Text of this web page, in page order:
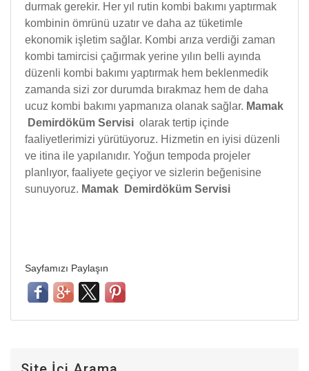
durmak gerekir. Her yıl rutin kombi bakımı yaptırmak
kombinin ömrünü uzatır ve daha az tüketimle
ekonomik işletim sağlar. Kombi arıza verdiği zaman
kombi tamircisi çağırmak yerine yılın belli ayında
düzenli kombi bakımı yaptırmak hem beklenmedik
zamanda sizi zor durumda bırakmaz hem de daha
ucuz kombi bakımı yapmanıza olanak sağlar. Mamak
Demirdöküm Servisi olarak tertip içinde
faaliyetlerimizi yürütüyoruz. Hizmetin en iyisi düzenli
ve itina ile yapılanıdır. Yoğun tempoda projeler
planlıyor, faaliyete geçiyor ve sizlerin beğenisine
sunuyoruz. Mamak Demirdöküm Servisi
Sayfamızı Paylaşın